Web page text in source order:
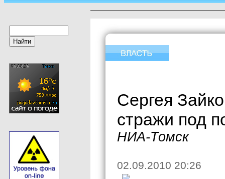
Сергея
стражи под
НИА-Томск
02.09.2010 20:26